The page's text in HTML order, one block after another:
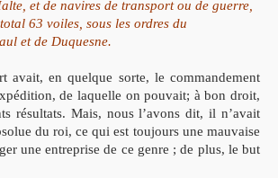
et de navires de transport ou de guerre,
63 voiles, sous les ordres du
et de Duquesne.
avait, en quelque sorte, le commandement
de laquelle on pouvait; à bon droit,
résultats. Mais, nous l’avons dit, il n’avait
du roi, ce qui est toujours une mauvaise
une entreprise de ce genre ; de plus, le but